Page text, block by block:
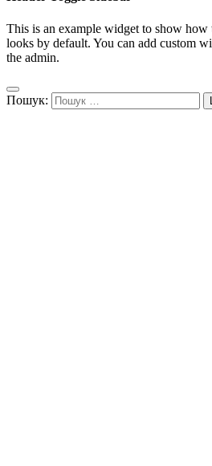
This is an example widget to show how
looks by default. You can add custom
the admin.
Пошук: